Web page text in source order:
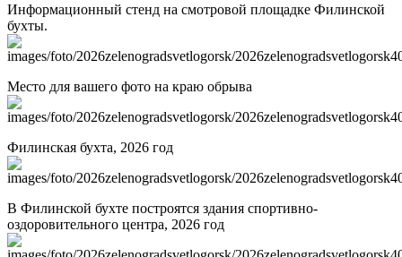
Информационный стенд на смотровой площадке Филинской
бухты.
Место для вашего фото на краю обрыва
Филинская бухта, 2026 год
В Филинской бухте построятся здания спортивно-
оздоровительного центра, 2026 год